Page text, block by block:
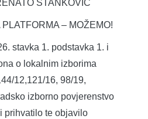
STANKOVIĆ
– MOŽEMO!
stavka 1. podstavka 1. i
o lokalnim izborima
12,121/16, 98/19,
izborno povjerenstvo
prihvatilo te objavilo